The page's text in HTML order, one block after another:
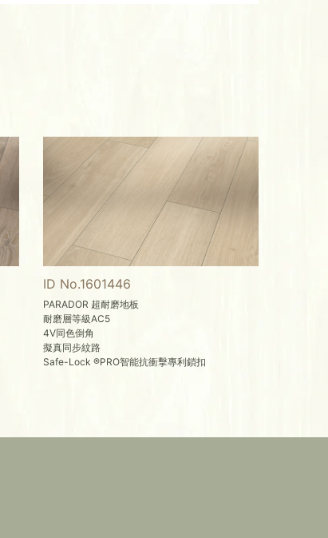
ID No.1601446
PARADOR 超耐磨地板
耐磨層等級AC5
4V同色倒角
擬真同步紋路
Safe-Lock ®PRO智能抗衝擊專利鎖扣